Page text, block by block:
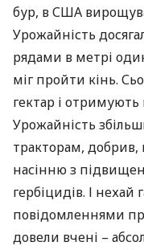
бур, вСША
Урожайність
рядами в метрі
міг пройти кінь.
гектар і отримують
Урожайність
тракторам, добрив,
насінню з
гербіцидів. І нехай
повідомленнями
довели вчені –